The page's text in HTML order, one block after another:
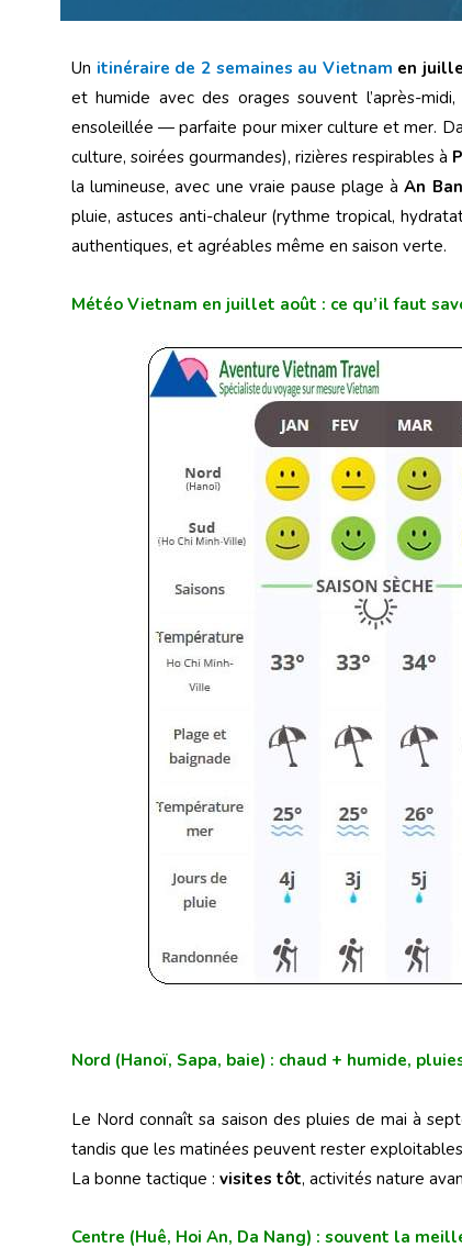
Un itinéraire de 2 semaines au Vietnam en
et humide avec des orages souvent l’après-
ensoleillée — parfaite pour mixer culture et mer.
culture, soirées gourmandes), rizières respirables à
la lumineuse, avec une vraie pause plage àAn
pluie, astuces anti-chaleur (rythme tropical,
authentiques, et agréables même en saison verte.
Météo Vietnam en juillet août : ce qu’il faut
Nord (Hanoï, Sapa, baie) : chaud + humide,
Le Nord connaît sa saison des pluies de mai à
tandis que les matinées peuvent rester
La bonne tactique : visites tôt, activités nature
Centre (Huê, Hoi An, Da Nang) : souvent la